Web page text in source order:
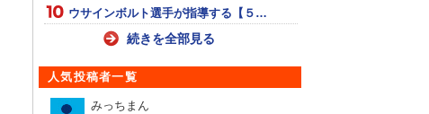
ウサインボルト選手が指導する【５…
続きを全部見る
人気投稿者一覧
みっちまん